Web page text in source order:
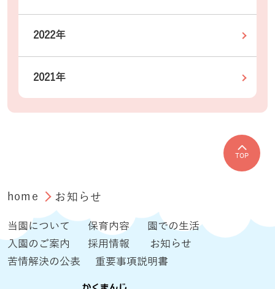
2022年
2021年
TOP
home お知らせ
当園について 保育内容
園での生活
入園のご案内
採用情報
お知らせ
苦情解決の公表
重要事項説明書